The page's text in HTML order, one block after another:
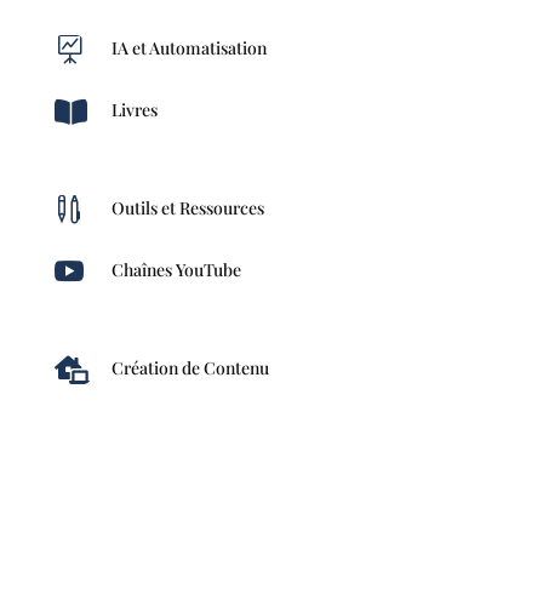
 IA et Automatisation
 Livres
 Outils et Ressources
 Chaînes YouTube
 Création de Contenu